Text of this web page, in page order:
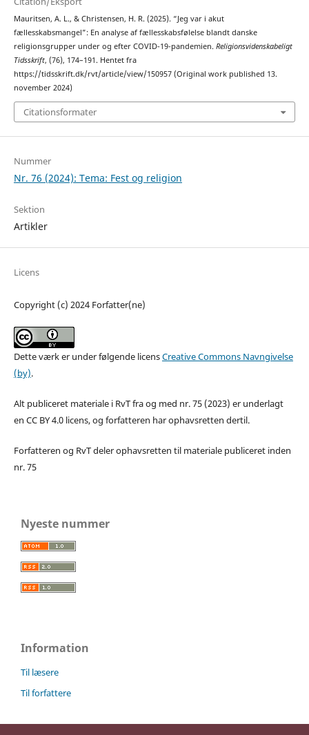
Mauritsen, A. L., & Christensen, H. R. (2025). “Jeg var i akut
fællesskabsmangel”: En analyse af fællesskabsfølelse blandt danske
religionsgrupper under og efter COVID-19-pandemien. Religionsvidenskabeligt
Tidsskrift, (76), 174–191. Hentet fra
https://tidsskrift.dk/rvt/article/view/150957 (Original work published 13.
november 2024)
Citationsformater
Nummer
Nr. 76 (2024): Tema: Fest og religion
Sektion
Artikler
Licens
Copyright (c) 2024 Forfatter(ne)
Dette værk er under følgende licensCreative Commons Navngivelse
(by).
Alt publiceret materiale i RvT fra og med nr. 75 (2023) er underlagt
en CC BY 4.0 licens, og forfatteren har ophavsretten dertil.
Forfatteren og RvT deler ophavsretten til materiale publiceret inden
nr. 75
Nyeste nummer
Information
Til læsere
Til forfattere